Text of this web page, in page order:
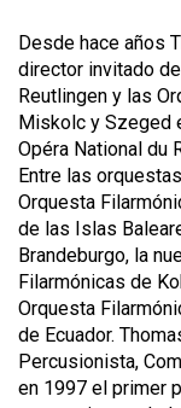
Desde hace años
director invitado
Reutlingen y las
Miskolc y Szeged
Opéra National du
Entre las
Orquesta
de las Islas
Brandeburgo, la
Filarmónicas de
Orquesta
de Ecuador.
Percusionista,
en 1997 el primer